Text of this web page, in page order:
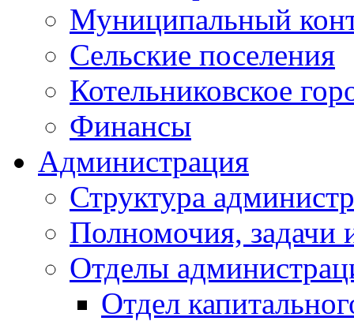
Муниципальный
Сельские поселения
Котельниковское
Финансы
Администрация
Структура
Полномочия, задачи
Отделы
Отдел